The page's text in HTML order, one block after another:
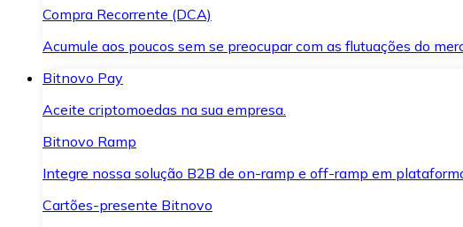
Compra Recorrente (DCA)
Acumule aos poucos sem se preocupar com as flutuações do
Bitnovo Pay
Aceite criptomoedas na sua empresa.
Bitnovo Ramp
Integre nossa solução B2B de on-ramp e off-ramp em
Cartões-presente Bitnovo